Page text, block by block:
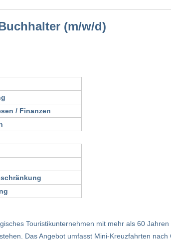
(m/w/d)
/ Finanzen
Touristikunternehmen mit mehr als 60
Das Angebot umfasst Mini-Kreuzfahrten